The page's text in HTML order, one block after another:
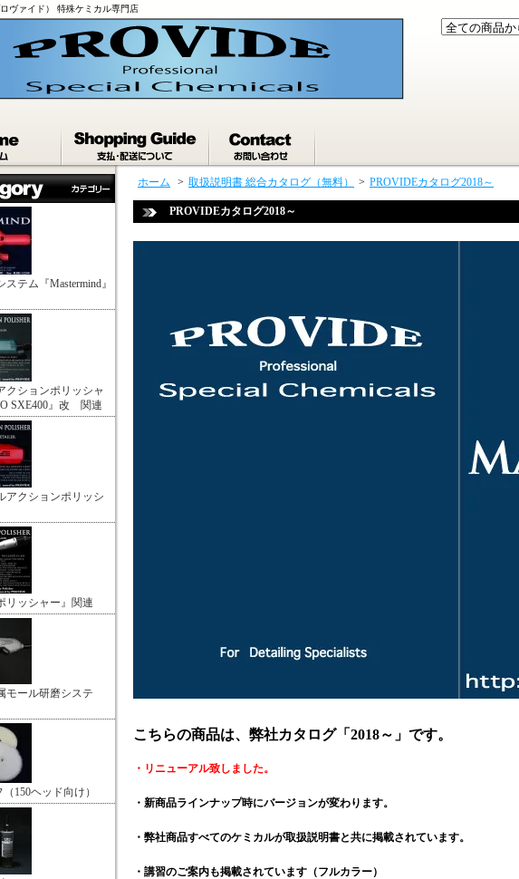
ヴァイド） 特殊ケミカル専門店
テム『Mastermind』
クションポリッシャ
SXE400』改 関連
アクションポリッシ
リッシャー』関連
モール研磨システ
150ヘッド向け）
ホーム > 取扱説明書 総合カタログ（無料） > PROVIDEカタログ2018～
PROVIDEカタログ2018～
こちらの商品は、弊社カタログ「2018～」です。
・リニューアル致しました。
・新商品ラインナップ時にバージョンが変わります。
・弊社商品すべてのケミカルが取扱説明書と共に掲載されています。
・講習のご案内も掲載されています（フルカラー）